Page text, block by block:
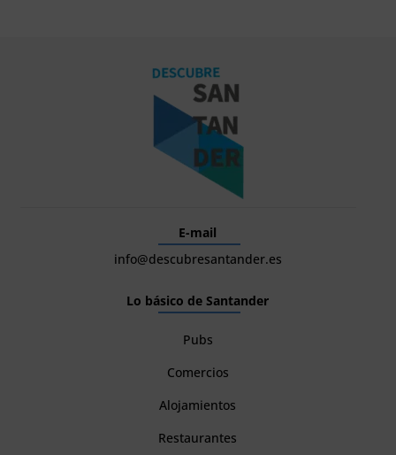
E-mail
info@descubresantander.es
Lo básico de Santander
Pubs
Comercios
Alojamientos
Restaurantes